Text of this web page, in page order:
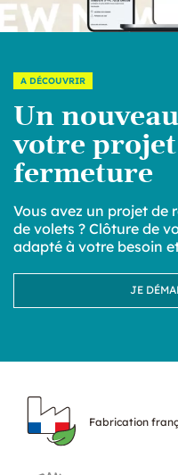
Un
votre
fermeture
A DÉCOUVRIR
Vous avez un projet de
de volets ? Clôture de
adapté à votre besoin
JE
Fabrication